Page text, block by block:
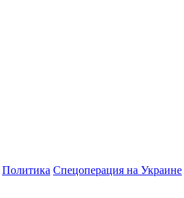
Политика Спецоперация на Украине